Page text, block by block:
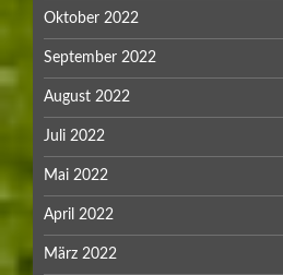
Oktober 2022
September 2022
August 2022
Juli 2022
Mai 2022
April 2022
März 2022